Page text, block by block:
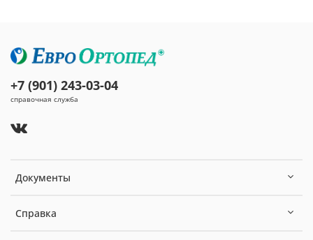
Документы
Справка
+7 (901) 243-03-04
справочная служба